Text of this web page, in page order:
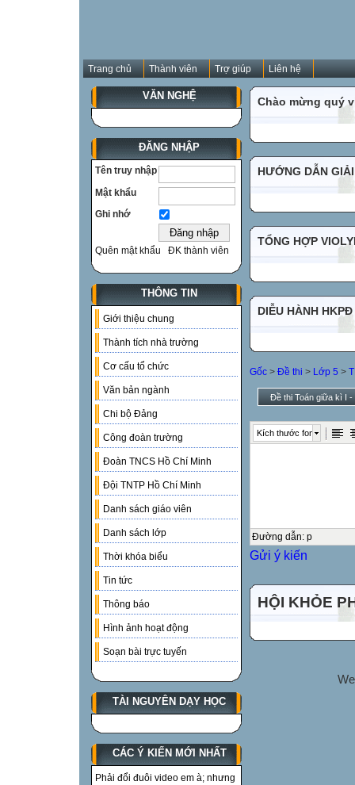
Trang chủ Thành viên Trợ giúp Liên hệ
VĂN NGHỆ
ĐĂNG NHẬP
Tên truy nhập
Mật khẩu
Ghi nhớ
Quên mật khẩu ĐK thành viên
THÔNG TIN
Giới thiệu chung
Thành tích nhà trường
Cơ cấu tổ chức
Văn bản ngành
Chi bộ Đảng
Công đoàn trường
Đoàn TNCS Hồ Chí Minh
Đội TNTP Hồ Chí Minh
Danh sách giáo viên
Danh sách lớp
Thời khóa biểu
Tin tức
Thông báo
Hình ảnh hoạt động
Soạn bài trực tuyến
TÀI NGUYÊN DẠY HỌC
CÁC Ý KIẾN MỚI NHẤT
Phải đổi đuôi video em à; nhưng
Chào mừng quý
HƯỚNG DẪN
TỔNG HỢP
DIỄU HÀNH HKPĐ
Gốc > Đề thi > Lớp 5 >
Đề thi Toán giữa kì I
Kích thước font
Đường dẫn: p
Gửi ý kiến
HỘI KHỎE